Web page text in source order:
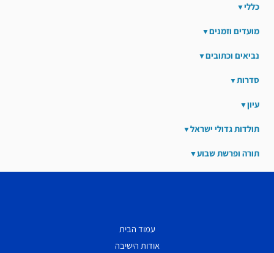
כללי
מועדים וזמנים
נביאים וכתובים
סדרות
עיון
תולדות גדולי ישראל
תורה ופרשת שבוע
עמוד הבית
אודות הישיבה